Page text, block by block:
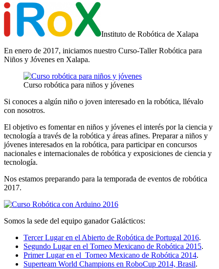
Instituto de Robótica de Xalapa
En enero de 2017, iniciamos nuestro Curso-Taller Robótica para
Niños y Jóvenes en Xalapa.
Curso robótica para niños y jóvenes
Si conoces a algún niño o joven interesado en la robótica, llévalo
con nosotros.
El objetivo es fomentar en niños y jóvenes el interés por la ciencia y
tecnología a través de la robótica y áreas afines. Preparar a niños y
jóvenes interesados en la robótica, para participar en concursos
nacionales e internacionales de robótica y exposiciones de ciencia y
tecnología.
Nos estamos preparando para la temporada de eventos de robótica
2017.
Somos la sede del equipo ganador Galácticos:
Tercer Lugar en el Abierto de Robótica de Portugal 2016.
Segundo Lugar en el Torneo Mexicano de Robótica 2015.
Primer Lugar en el Torneo Mexicano de Robótica 2014.
Superteam World Champions en RoboCup 2014, Brasil.